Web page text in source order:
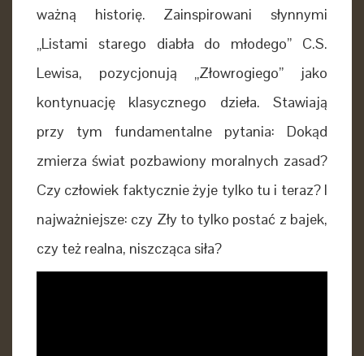
ważną historię. Zainspirowani słynnymi
„Listami starego diabła do młodego” C.S.
Lewisa, pozycjonują „Złowrogiego” jako
kontynuację klasycznego dzieła. Stawiają
przy tym fundamentalne pytania: Dokąd
zmierza świat pozbawiony moralnych zasad?
Czy człowiek faktycznie żyje tylko tu i teraz? I
najważniejsze: czy Zły to tylko postać z bajek,
czy też realna, niszcząca siła?